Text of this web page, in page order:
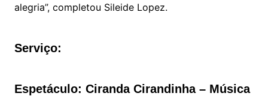
alegria”, completou Sileide Lopez.
Serviço:
Espetáculo: Ciranda Cirandinha – Música